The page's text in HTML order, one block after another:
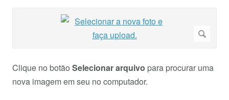
Clique no botão Selecionar arquivo para procurar uma
nova imagem em seu no computador.